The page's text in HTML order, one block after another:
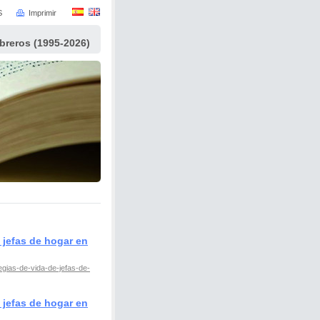
(1995-2026)
de hogar en
de-vida-de-jefas-de-
de hogar en
Imprimir